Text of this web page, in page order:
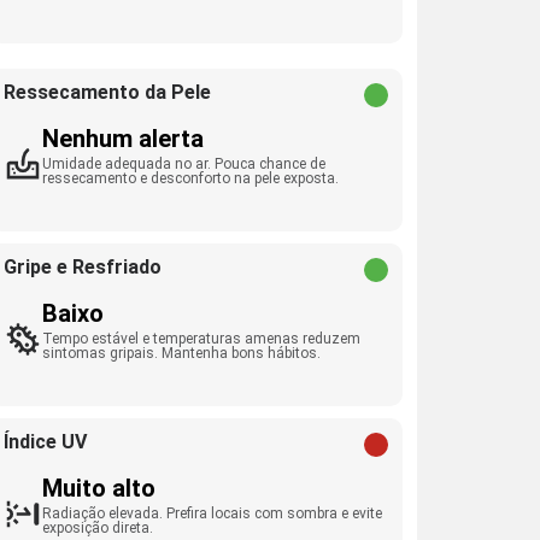
Ressecamento da Pele
Nenhum alerta
Umidade adequada no ar. Pouca chance de
ressecamento e desconforto na pele exposta.
Gripe e Resfriado
Baixo
Tempo estável e temperaturas amenas reduzem
sintomas gripais. Mantenha bons hábitos.
Índice UV
Muito alto
Radiação elevada. Prefira locais com sombra e evite
exposição direta.